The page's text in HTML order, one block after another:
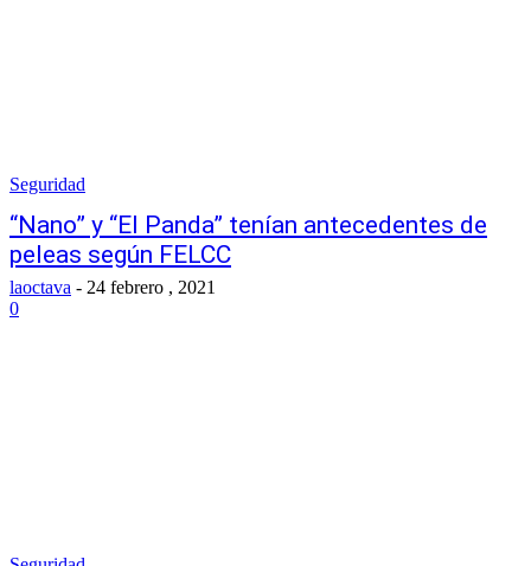
Seguridad
“Nano” y “El Panda” tenían antecedentes de
peleas según FELCC
laoctava - 24 febrero , 2021
0